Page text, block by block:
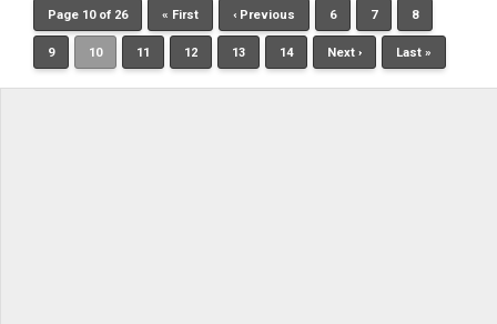
Page 10 of 26 « First ‹ Previous 6 7 8
9 10 11 12 13 14 Next › Last »